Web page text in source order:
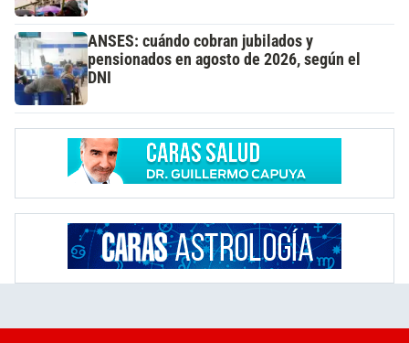
ANSES: cuándo cobran jubilados y
pensionados en agosto de 2026, según el
DNI